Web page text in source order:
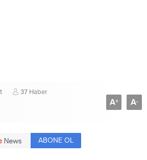
37 Haber
A+ A-
ABONE OL